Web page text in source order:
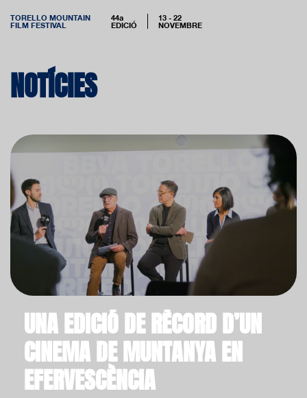
TORELLO MOUNTAIN
FILM FESTIVAL
44a
EDICIÓ
13 - 22
NOVEMBRE
NOTÍCIES
UNA EDICIÓ DE RÈCORD D’UN
CINEMA DE MUNTANYA EN
EFERVESCÈNCIA